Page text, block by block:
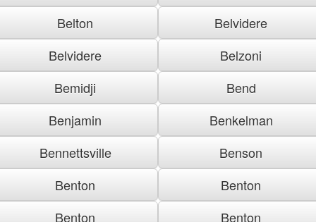
Belton
Belvidere
Belvidere
Belzoni
Bemidji
Bend
Benjamin
Benkelman
Bennettsville
Benson
Benton
Benton
Benton
Benton